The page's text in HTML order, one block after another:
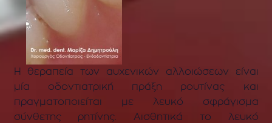
Η θεραπεία των αυχενικών αλλοιώσεων είναι
μία οδοντιατρική πράξη ρουτίνας και
πραγματοποιείται με λευκό σφράγισμα
σύνθετης ρητίνης. Αισθητικά το λευκό